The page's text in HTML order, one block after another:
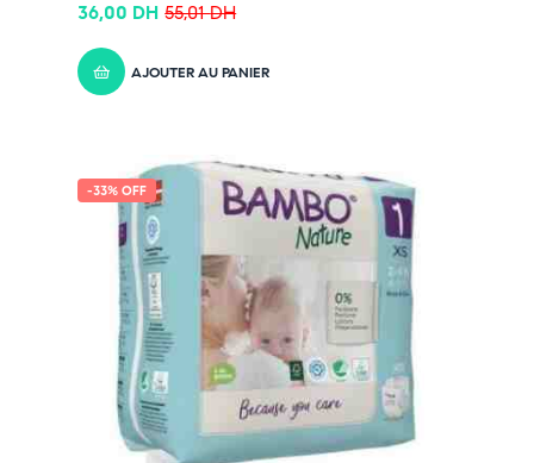
Avantages du GIFRER Liniment Oléo-
Calcaire Stabilisé
➤ Formule naturelle à base d’huile d’olive
➤ Sans parfum ni conservateur
➤ Convient dès la naissance
Pensez-y :
✔ Pour découvrir nos offres et promotions du
moment,cliquez ici
✔ Suivez-nous sur TikTok – cliquez ici
✔ Rejoignez-nous sur Instagram –cliquez ici
55,01DH
36,00 DH
AJOUTER AU PANIER
-33% OFF